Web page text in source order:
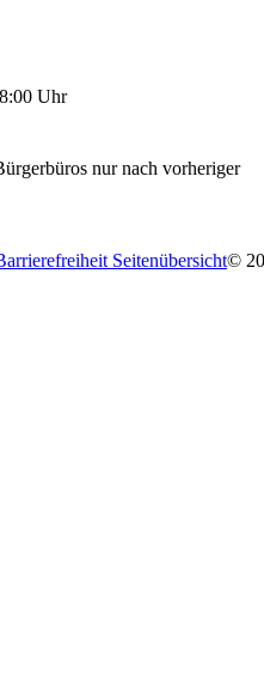
Uhr
nur nach vorheriger
Seitenübersicht©